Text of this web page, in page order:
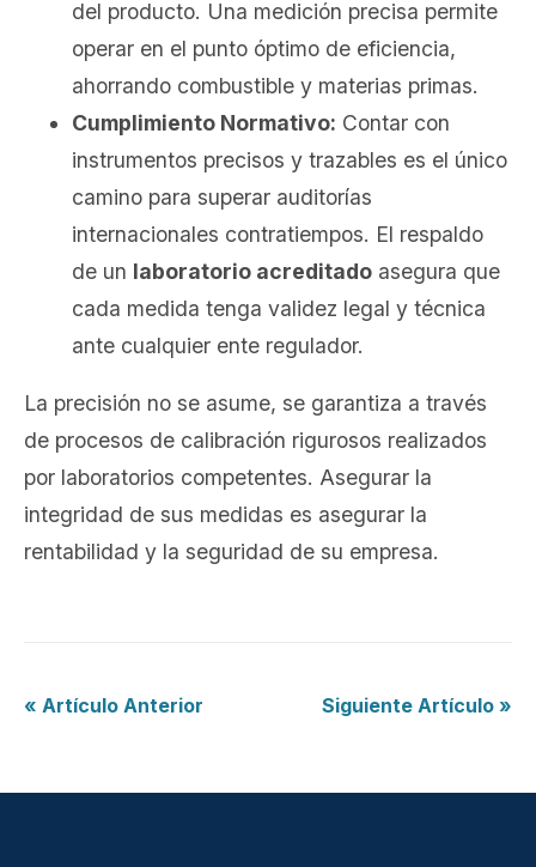
del producto. Una medición precisa permite
operar en el punto óptimo de eficiencia,
ahorrando combustible y materias primas.
Cumplimiento Normativo: Contar con
instrumentos precisos y trazables es el único
camino para superar auditorías
internacionales contratiempos. El respaldo
de un laboratorio acreditado asegura que
cada medida tenga validez legal y técnica
ante cualquier ente regulador.
La precisión no se asume, se garantiza a través
de procesos de calibración rigurosos realizados
por laboratorios competentes. Asegurar la
integridad de sus medidas es asegurar la
rentabilidad y la seguridad de su empresa.
« Artículo Anterior Siguiente Artículo »